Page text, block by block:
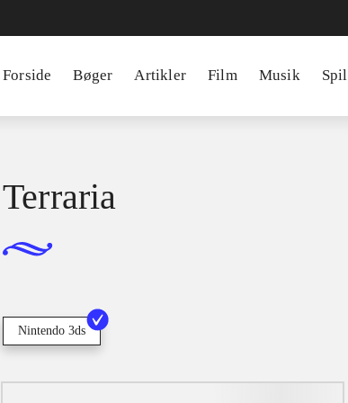
Forside Bøger Artikler Film Musik Spil
Terraria
Nintendo 3ds